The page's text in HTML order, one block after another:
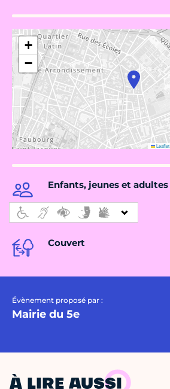
+
−
Leaflet
Enfants, jeunes et adultes
Couvert
Évènement proposé par :
Mairie du 5e
À LIRE AUSSI